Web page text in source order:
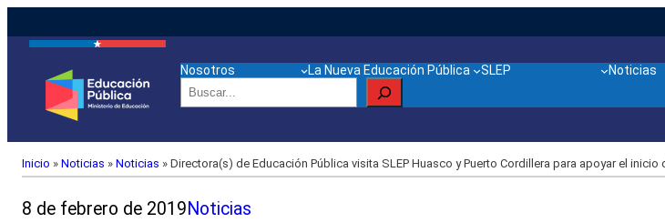
Nosotros La Nueva Educación Pública SLEP Noticias
Buscar
Inicio » Noticias » Noticias » Directora(s) de Educación Pública visita SLEP Huasco y Puerto Cordillera para apoyar el inicio
8 de febrero de 2019Noticias